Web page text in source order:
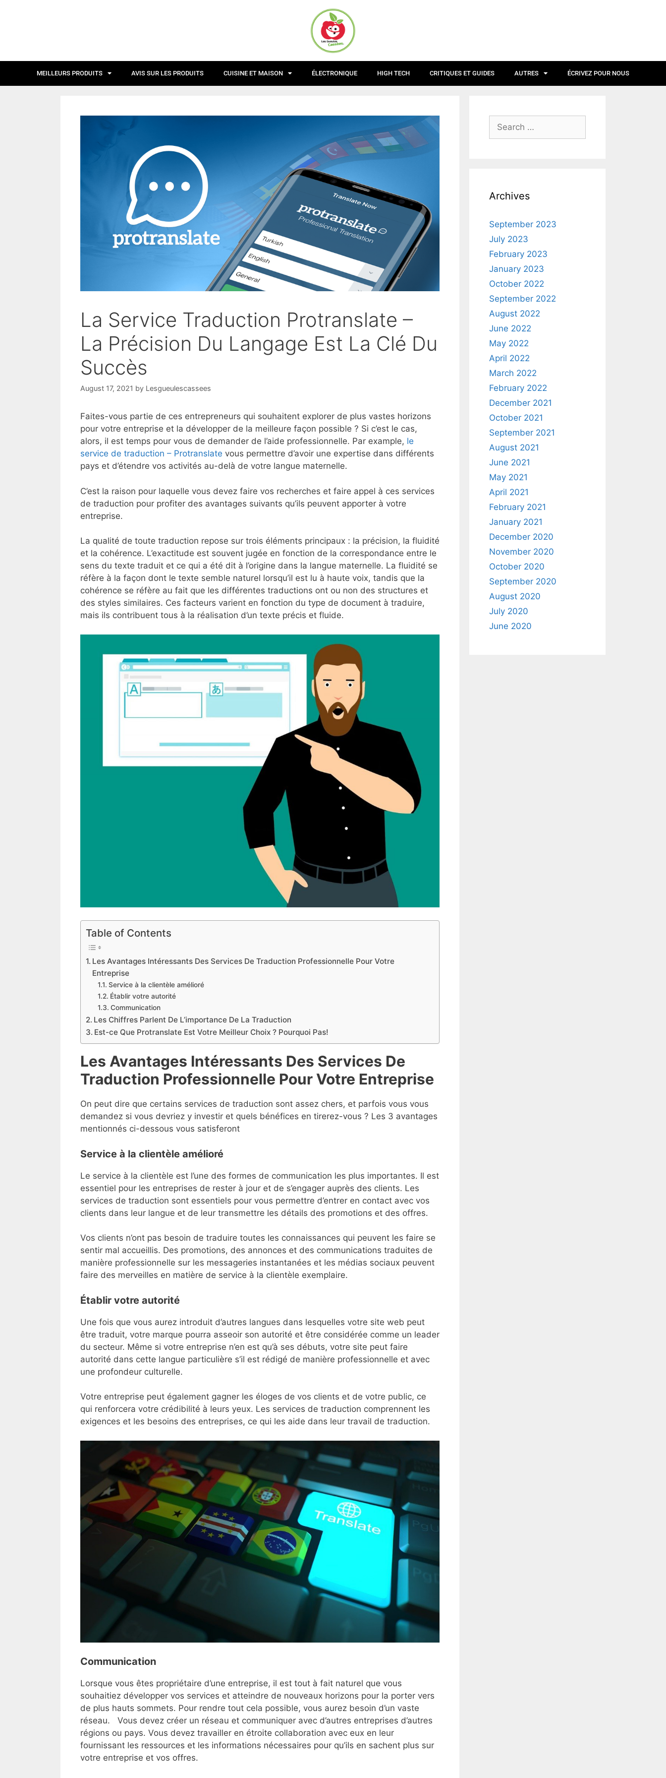
MEILLEURS PRODUITS AVIS SUR LES PRODUITS CUISINE ET MAISON ÉLECTRONIQUE HIGH TECH CRITIQUES ET GUIDES AUTRES ÉCRIVEZ POUR NOUS
La Service Traduction Protranslate –
La Précision Du Langage Est La Clé Du
Succès
August 17, 2021 by Lesgueulescassees
Faites-vous partie de ces entrepreneurs qui souhaitent explorer de plus vastes horizons
pour votre entreprise et la développer de la meilleure façon possible ? Si c’est le cas,
alors, il est temps pour vous de demander de l’aide professionnelle. Par example, le
service de traduction – Protranslate vous permettre d’avoir une expertise dans différents
pays et d’étendre vos activités au-delà de votre langue maternelle.
C’est la raison pour laquelle vous devez faire vos recherches et faire appel à ces services
de traduction pour profiter des avantages suivants qu’ils peuvent apporter à votre
entreprise.
La qualité de toute traduction repose sur trois éléments principaux : la précision, la fluidité
et la cohérence. L’exactitude est souvent jugée en fonction de la correspondance entre le
sens du texte traduit et ce qui a été dit à l’origine dans la langue maternelle. La fluidité se
réfère à la façon dont le texte semble naturel lorsqu’il est lu à haute voix, tandis que la
cohérence se réfère au fait que les différentes traductions ont ou non des structures et
des styles similaires. Ces facteurs varient en fonction du type de document à traduire,
mais ils contribuent tous à la réalisation d’un texte précis et fluide.
Table of Contents
Les Avantages Intéressants Des Services De Traduction Professionnelle Pour Votre
Entreprise
Service à la clientèle amélioré
Établir votre autorité
Communication
Les Chiffres Parlent De L’importance De La Traduction
Est-ce Que Protranslate Est Votre Meilleur Choix ? Pourquoi Pas!
Les Avantages Intéressants Des Services De
Traduction Professionnelle Pour Votre Entreprise
On peut dire que certains services de traduction sont assez chers, et parfois vous vous
demandez si vous devriez y investir et quels bénéfices en tirerez-vous ? Les 3 avantages
mentionnés ci-dessous vous satisferont
Service à la clientèle amélioré
Le service à la clientèle est l’une des formes de communication les plus importantes. Il est
essentiel pour les entreprises de rester à jour et de s’engager auprès des clients. Les
services de traduction sont essentiels pour vous permettre d’entrer en contact avec vos
clients dans leur langue et de leur transmettre les détails des promotions et des offres.
Vos clients n’ont pas besoin de traduire toutes les connaissances qui peuvent les faire se
sentir mal accueillis. Des promotions, des annonces et des communications traduites de
manière professionnelle sur les messageries instantanées et les médias sociaux peuvent
faire des merveilles en matière de service à la clientèle exemplaire.
Établir votre autorité
Une fois que vous aurez introduit d’autres langues dans lesquelles votre site web peut
être traduit, votre marque pourra asseoir son autorité et être considérée comme un leader
du secteur. Même si votre entreprise n’en est qu’à ses débuts, votre site peut faire
autorité dans cette langue particulière s’il est rédigé de manière professionnelle et avec
une profondeur culturelle.
Votre entreprise peut également gagner les éloges de vos clients et de votre public, ce
qui renforcera votre crédibilité à leurs yeux. Les services de traduction comprennent les
exigences et les besoins des entreprises, ce qui les aide dans leur travail de traduction.
Communication
Lorsque vous êtes propriétaire d’une entreprise, il est tout à fait naturel que vous
souhaitiez développer vos services et atteindre de nouveaux horizons pour la porter vers
de plus hauts sommets. Pour rendre tout cela possible, vous aurez besoin d’un vaste
réseau. Vous devez créer un réseau et communiquer avec d’autres entreprises d’autres
régions ou pays. Vous devez travailler en étroite collaboration avec eux en leur
fournissant les ressources et les informations nécessaires pour qu’ils en sachent plus sur
votre entreprise et vos offres.
Archives
September 2023
July 2023
February 2023
January 2023
October 2022
September 2022
August 2022
June 2022
May 2022
April 2022
March 2022
February 2022
December 2021
October 2021
September 2021
August 2021
June 2021
May 2021
April 2021
February 2021
January 2021
December 2020
November 2020
October 2020
September 2020
August 2020
July 2020
June 2020